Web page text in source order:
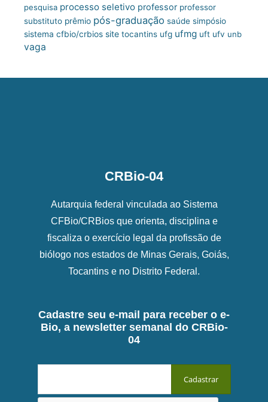
pesquisa processo seletivo professor professor
substituto prêmio pós-graduação saúde simpósio
sistema cfbio/crbios site tocantins ufg ufmg uft ufv unb
vaga
CRBio-04
Autarquia federal vinculada ao Sistema
CFBio/CRBios que orienta, disciplina e
fiscaliza o exercício legal da profissão de
biólogo nos estados de Minas Gerais, Goiás,
Tocantins e no Distrito Federal.
Cadastre seu e-mail para receber o e-
Bio, a newsletter semanal do CRBio-
04